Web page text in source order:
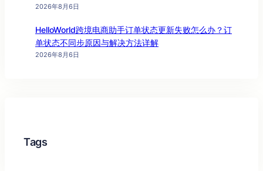
2026年8月6日
HelloWorld跨境电商助手订单状态更新失败怎么办？订
单状态不同步原因与解决方法详解
2026年8月6日
Tags